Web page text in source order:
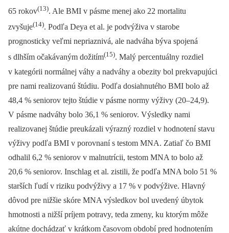
65 rokov(13). Ale BMI v pásme menej ako 22 mortalitu
zvyšuje(14). Podľa Deya et al. je podvýživa v starobe
prognosticky veľmi nepriaznivá, ale nadváha býva spojená
s dlhším očakávaným dožitím(15). Malý percentuálny rozdiel
v kategórii normálnej váhy a nadváhy a obezity bol prekvapujúci
pre nami realizovanú štúdiu. Podľa dosiahnutého BMI bolo až
48,4 % seniorov tejto štúdie v pásme normy výživy (20–24,9).
V pásme nadváhy bolo 36,1 % seniorov. Výsledky nami
realizovanej štúdie preukázali výrazný rozdiel v hodnotení stavu
výživy podľa BMI v porovnaní s testom MNA. Zatiaľ čo BMI
odhalil 6,2 % seniorov v malnutrícii, testom MNA to bolo až
20,6 % seniorov. Inschlag et al. zistili, že podľa MNA bolo 51 %
starších ľudí v riziku podvýživy a 17 % v podvýžive. Hlavný
dôvod pre nižšie skóre MNA výsledkov bol uvedený úbytok
hmotnosti a nižší príjem potravy, teda zmeny, ku ktorým môže
akútne dochádzať v krátkom časovom období pred hodnotením